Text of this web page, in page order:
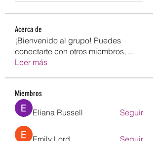
Acerca de
¡Bienvenido al grupo! Puedes
conectarte con otros miembros, ...
Leer más
Miembros
Eliana Russell Seguir
Emily Lord Seguir